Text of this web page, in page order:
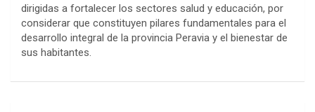
dirigidas a fortalecer los sectores salud y educación, por
considerar que constituyen pilares fundamentales para el
desarrollo integral de la provincia Peravia y el bienestar de
sus habitantes.